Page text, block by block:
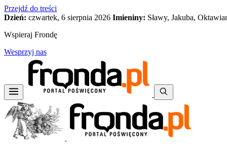
Przejdź do treści
Dzień: czwartek, 6 sierpnia 2026 Imieniny: Sławy, Jakuba,
Wspieraj Frondę
Wesprzyj nas